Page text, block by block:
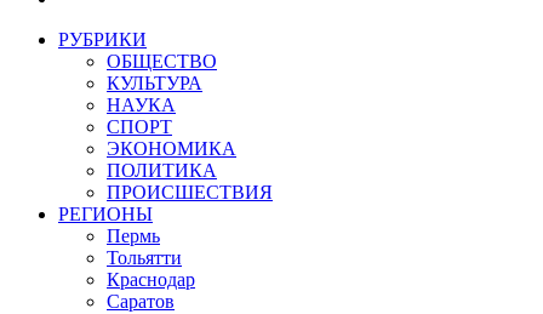
РУБРИКИ
ОБЩЕСТВО
КУЛЬТУРА
НАУКА
СПОРТ
ЭКОНОМИКА
ПОЛИТИКА
ПРОИСШЕСТВИЯ
РЕГИОНЫ
Пермь
Тольятти
Краснодар
Саратов